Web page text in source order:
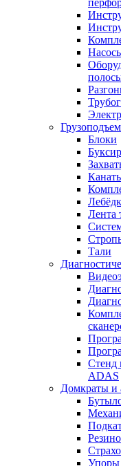
Блоки
Лента
Тали
Стенд
ADAS
Домкраты и
Упоры